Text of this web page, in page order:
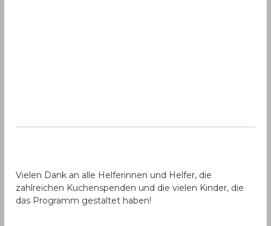
Vielen Dank an alle Helferinnen und Helfer, die
zahlreichen Kuchenspenden und die vielen Kinder, die
das Programm gestaltet haben!